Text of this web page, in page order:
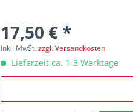
17,50 € *
inkl. MwSt.zzgl. Versandkosten
Lieferzeit ca. 1-3 Werktage